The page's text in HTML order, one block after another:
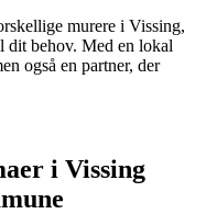
murere i Vissing,
dit behov. Med en lokal
også en partner, der
i Vissing